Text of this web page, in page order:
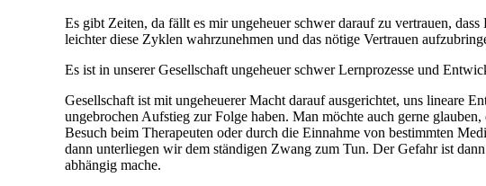
Es gibt Zeiten, da fällt es mir ungeheuer schwer darauf zu vertrauen,
leichter diese Zyklen wahrzunehmen und das nötige Vertrauen
Es ist in unserer Gesellschaft ungeheuer schwer Lernprozesse und
Gesellschaft ist mit ungeheuerer Macht darauf ausgerichtet, uns lineare
ungebrochen Aufstieg zur Folge haben. Man möchte auch gerne
Besuch beim Therapeuten oder durch die Einnahme von bestimmten
dann unterliegen wir dem ständigen Zwang zum Tun. Der Gefahr ist
abhängig mache.